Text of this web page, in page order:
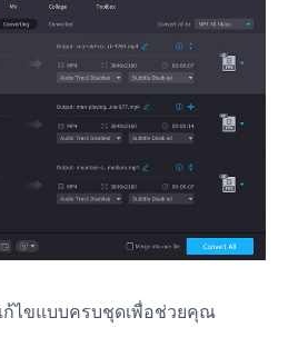
ก้ไขแบบครบชุดเพื่อช่วยคุณ